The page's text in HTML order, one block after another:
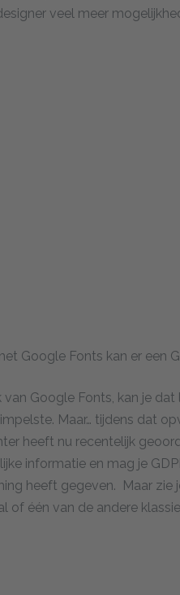
veel meer
Google Fonts kan er een
Google Fonts, kan je
Maar… tijdens dat
heeft nu recentelijk
informatie en mag je
heeft gegeven. Maar
één van de andere